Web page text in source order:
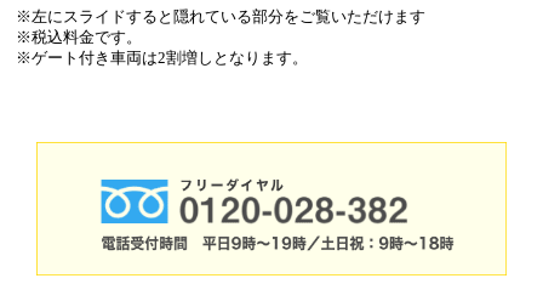
※左にスライドすると隠れている部分をご覧いただけます
※税込料金です。
※ゲート付き車両は2割増しとなります。